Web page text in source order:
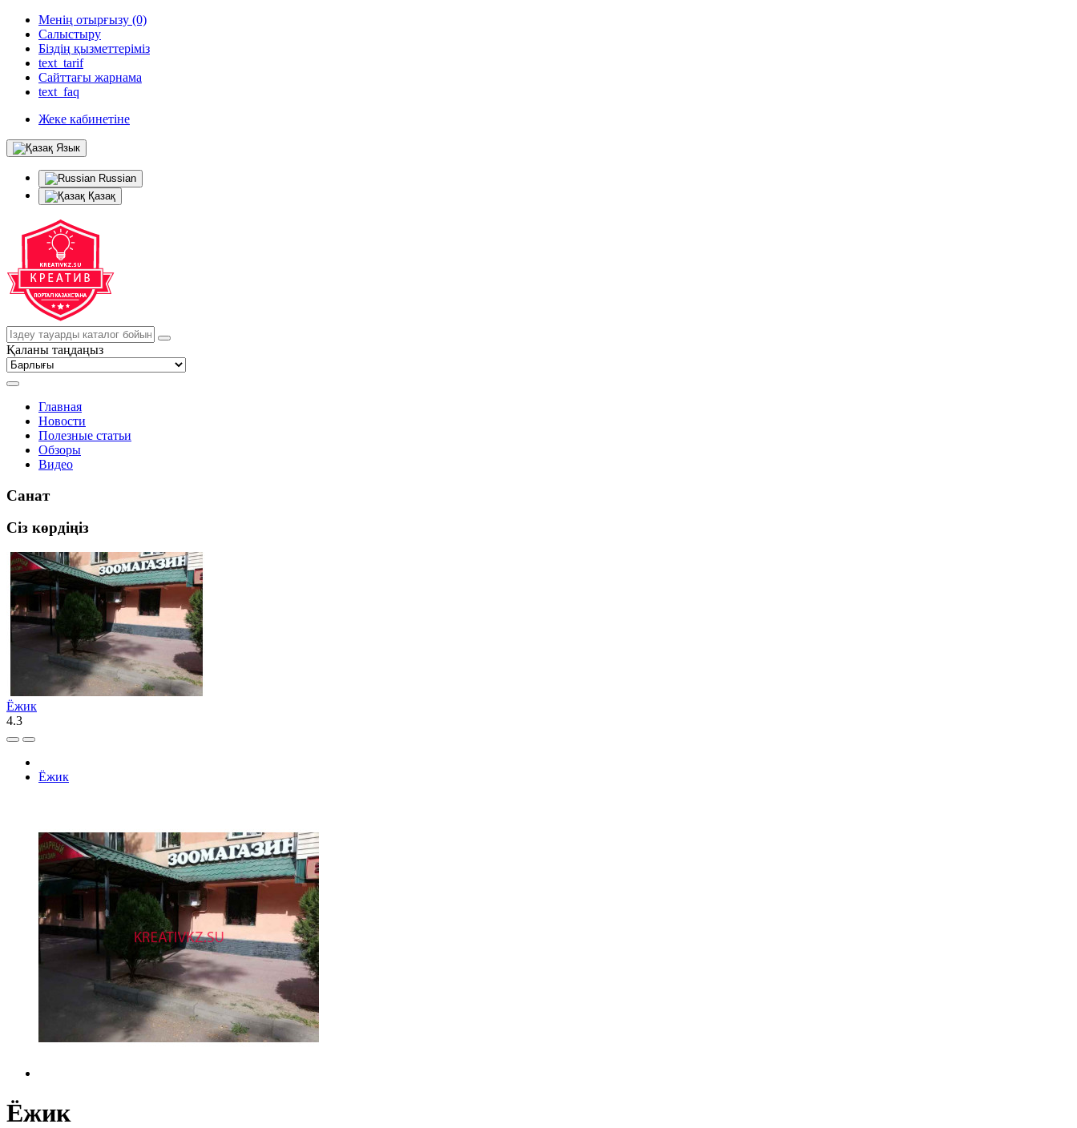
Менің отырғызу (0)
Салыстыру
Біздің қызметтеріміз
text_tarif
Сайттағы жарнама
text_faq
Жеке кабинетіне
Язык
Russian
Қазақ
Қаланы таңдаңыз
Главная
Новости
Полезные статьи
Обзоры
Видео
Санат
Сіз көрдіңіз
Ёжик
4.3
Ёжик
Ёжик